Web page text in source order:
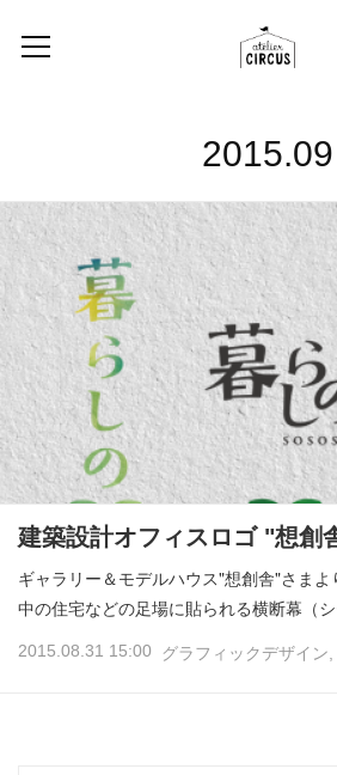
2015.09
建築設計オフィスロゴ "想創
ギャラリー＆モデルハウス"想創舎"さま
中の住宅などの足場に貼られる横断幕（
2015.08.31 15:00 グラフィックデザイン